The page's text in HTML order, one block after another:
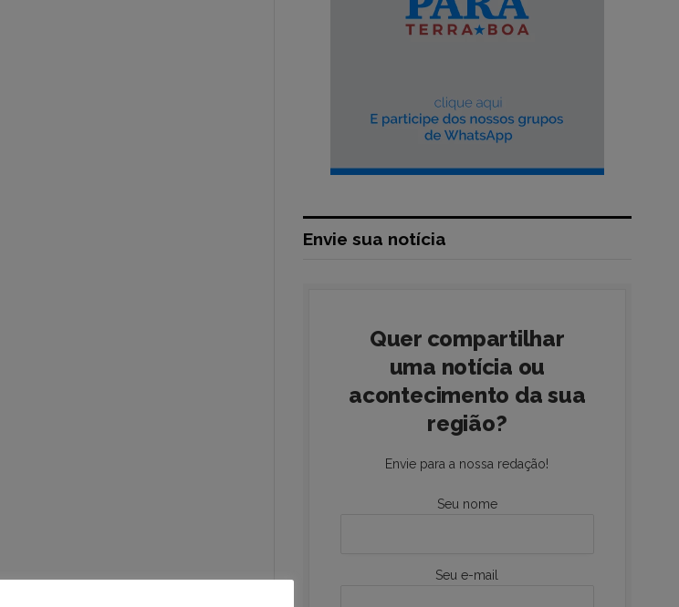
Envie sua notícia
Quer compartilhar
uma notícia ou
acontecimento da sua
região?
Envie para a nossa redação!
Seu nome
Seu e-mail